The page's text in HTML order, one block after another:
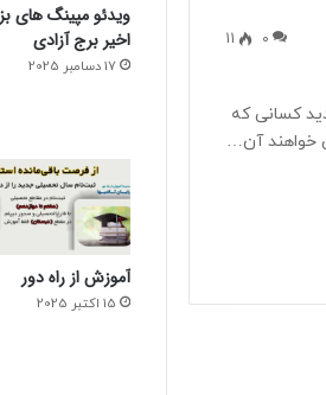
0
11
کسانی که
خواهند آن…
ویدئو مپینگ های
اخیر برج آزادی
17 دسامبر 2025
آموزش از راه دور
15 اکتبر 2025